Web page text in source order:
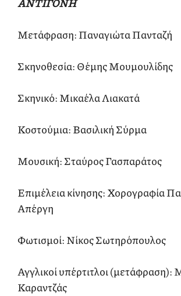
ΑΝΤΙΓΟΝΗ
Μετάφραση: Παναγιώτα Πανταζή
Σκηνοθεσία: Θέμης Μουμουλίδης
Σκηνικό: Μικαέλα Λιακατά
Κοστούμια: Βασιλική Σύρμα
Μουσική: Σταύρος Γασπαράτος
Επιμέλεια κίνησης: Χορογραφία
Απέργη
Φωτισμοί: Νίκος Σωτηρόπουλος
Αγγλικοί υπέρτιτλοι (μετάφραση):
Καραντζάς